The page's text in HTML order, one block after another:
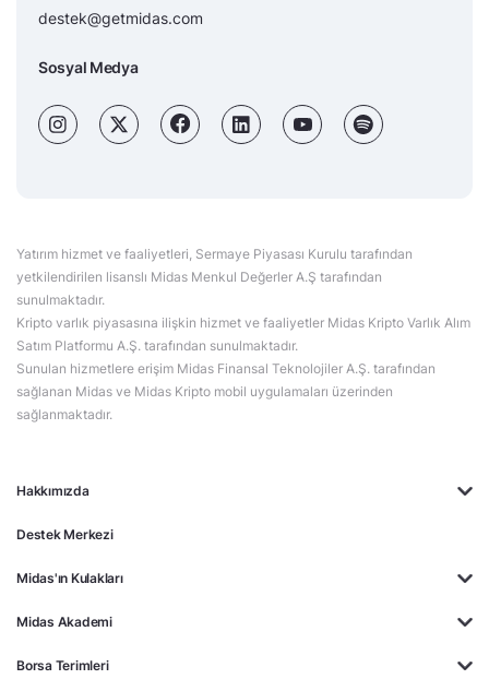
Hakkımızda
Destek Merkezi
Midas'ın Kulakları
Midas Akademi
Borsa Terimleri
destek@getmidas.com
Sosyal Medya
Yatırım hizmet ve faaliyetleri, Sermaye Piyasası Kurulu tarafından
yetkilendirilen lisanslı Midas Menkul Değerler A.Ş tarafından
sunulmaktadır.
Kripto varlık piyasasına ilişkin hizmet ve faaliyetler Midas Kripto Varlık Alım
Satım Platformu A.Ş. tarafından sunulmaktadır.
Sunulan hizmetlere erişim Midas Finansal Teknolojiler A.Ş. tarafından
sağlanan Midas ve Midas Kripto mobil uygulamaları üzerinden
sağlanmaktadır.